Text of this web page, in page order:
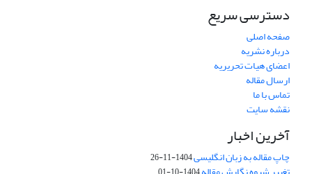
دسترسی سریع
صفحه اصلی
درباره نشریه
اعضای هیات تحریریه
ارسال مقاله
تماس با ما
نقشه سایت
آخرین اخبار
چاپ مقاله به زبان انگلیسی1404-11-26